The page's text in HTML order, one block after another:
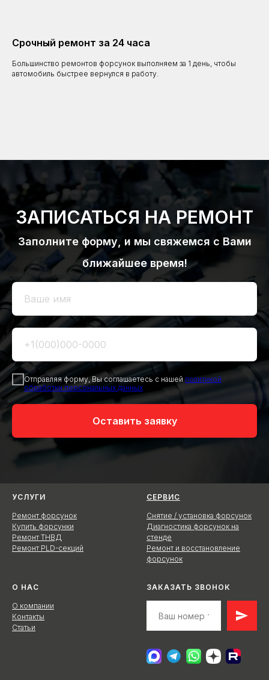
Срочный ремонт за 24 часа
Большинство ремонтов форсунок выполняем за 1 день, чтобы
автомобиль быстрее вернулся в работу.
ЗАПИСАТЬСЯ НА РЕМОНТ
Заполните форму, и мы свяжемся с Вами
ближайшее время!
Отправляя форму, Вы соглашаетесь с нашей политикой
обработки персональных данных
Оставить заявку
УСЛУГИ
Ремонт форсунок
Купить форсунки
Ремонт ТНВД
Ремонт PLD-секций
СЕРВИС
Снятие / установка форсунок
Диагностика форсунок на
стенде
Ремонт и восстановление
форсунок
О НАС
О компании
Контакты
Статьи
ЗАКАЗАТЬ ЗВОНОК